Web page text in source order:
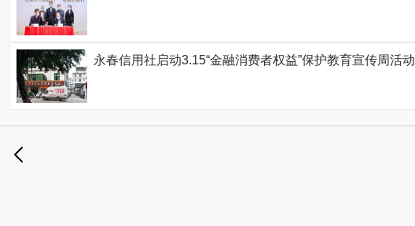
永春信用社启动3.15“金融消费者权益”保护教育宣传周活动